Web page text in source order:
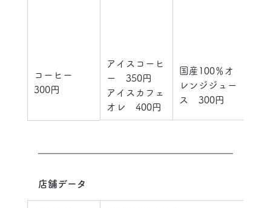
コーヒー
300円
アイスコーヒ
ー　350円
アイスカフェ
オレ　400円
国産100％オ
レンジジュー
ス　300円
店舗データ